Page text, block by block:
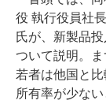
役 執行役員社
氏が、新製品
ついて説明。
若者は他国と
所有率が少な